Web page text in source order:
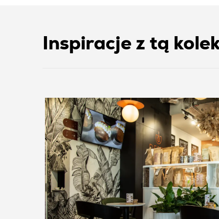
Inspiracje z tą